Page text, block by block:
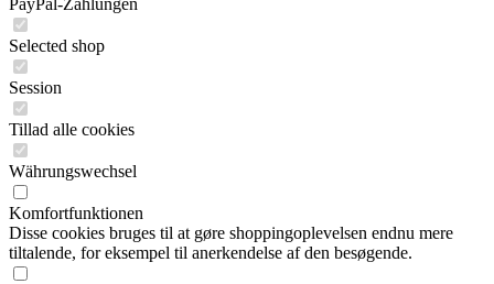
PayPal-Zahlungen
Selected shop
Session
Tillad alle cookies
Währungswechsel
Komfortfunktionen
Disse cookies bruges til at gøre shoppingoplevelsen endnu mere
tiltalende, for eksempel til anerkendelse af den besøgende.